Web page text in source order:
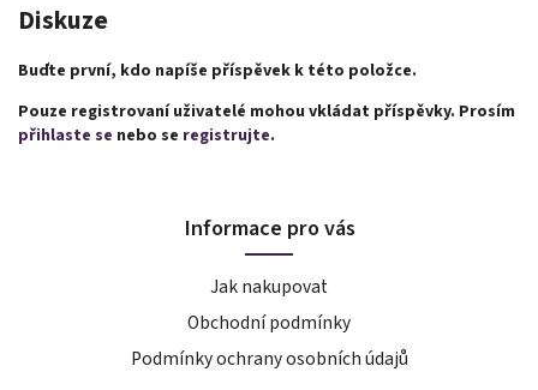
Diskuze
Buďte první, kdo napíše příspěvek k této položce.
Pouze registrovaní uživatelé mohou vkládat příspěvky. Prosím
přihlaste se nebo se registrujte.
Informace pro vás
Jak nakupovat
Obchodní podmínky
Podmínky ochrany osobních údajů